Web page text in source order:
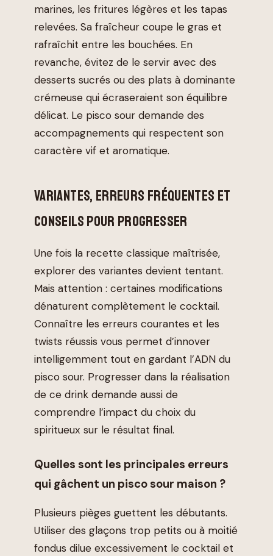
marines, les fritures légères et les tapas
relevées. Sa fraîcheur coupe le gras et
rafraîchit entre les bouchées. En
revanche, évitez de le servir avec des
desserts sucrés ou des plats à dominante
crémeuse qui écraseraient son équilibre
délicat. Le pisco sour demande des
accompagnements qui respectent son
caractère vif et aromatique.
VARIANTES, ERREURS FRÉQUENTES ET
CONSEILS POUR PROGRESSER
Une fois la recette classique maîtrisée,
explorer des variantes devient tentant.
Mais attention : certaines modifications
dénaturent complètement le cocktail.
Connaître les erreurs courantes et les
twists réussis vous permet d’innover
intelligemment tout en gardant l’ADN du
pisco sour. Progresser dans la réalisation
de ce drink demande aussi de
comprendre l’impact du choix du
spiritueux sur le résultat final.
Quelles sont les principales erreurs
qui gâchent un pisco sour maison ?
Plusieurs pièges guettent les débutants.
Utiliser des glaçons trop petits ou à moitié
fondus dilue excessivement le cocktail et